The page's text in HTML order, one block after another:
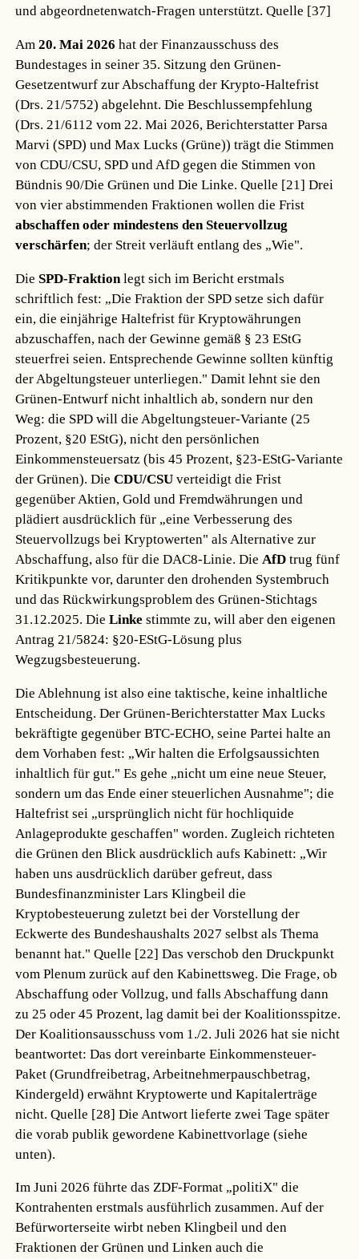
und abgeordnetenwatch-Fragen unterstützt.Quelle [37]
Am20. Mai 2026 hat der Finanzausschuss des
Bundestages in seiner 35. Sitzung den Grünen-
Gesetzentwurf zur Abschaffung der Krypto-Haltefrist
(Drs. 21/5752) abgelehnt. Die Beschlussempfehlung
(Drs. 21/6112 vom 22. Mai 2026, Berichterstatter Parsa
Marvi (SPD) und Max Lucks (Grüne)) trägt die Stimmen
von CDU/CSU, SPD und AfD gegen die Stimmen von
Bündnis 90/Die Grünen und Die Linke.Quelle [21] Drei
von vier abstimmenden Fraktionen wollen die Frist
abschaffen oder mindestens den Steuervollzug
verschärfen; der Streit verläuft entlang des „Wie".
DieSPD-Fraktion legt sich im Bericht erstmals
schriftlich fest: „Die Fraktion der SPD setze sich dafür
ein, die einjährige Haltefrist für Kryptowährungen
abzuschaffen, nach der Gewinne gemäß § 23 EStG
steuerfrei seien. Entsprechende Gewinne sollten künftig
der Abgeltungsteuer unterliegen." Damit lehnt sie den
Grünen-Entwurf nicht inhaltlich ab, sondern nur den
Weg: die SPD will die Abgeltungsteuer-Variante (25
Prozent, §20 EStG), nicht den persönlichen
Einkommensteuersatz (bis 45 Prozent, §23-EStG-Variante
der Grünen). DieCDU/CSU verteidigt die Frist
gegenüber Aktien, Gold und Fremdwährungen und
plädiert ausdrücklich für „eine Verbesserung des
Steuervollzugs bei Kryptowerten" als Alternative zur
Abschaffung, also für die DAC8-Linie. Die AfD trug fünf
Kritikpunkte vor, darunter den drohenden Systembruch
und das Rückwirkungsproblem des Grünen-Stichtags
31.12.2025. DieLinke stimmte zu, will aber den eigenen
Antrag 21/5824: §20-EStG-Lösung plus
Wegzugsbesteuerung.
Die Ablehnung ist also eine taktische, keine inhaltliche
Entscheidung. Der Grünen-Berichterstatter Max Lucks
bekräftigte gegenüber BTC-ECHO, seine Partei halte an
dem Vorhaben fest: „Wir halten die Erfolgsaussichten
inhaltlich für gut." Es gehe „nicht um eine neue Steuer,
sondern um das Ende einer steuerlichen Ausnahme"; die
Haltefrist sei „ursprünglich nicht für hochliquide
Anlageprodukte geschaffen" worden. Zugleich richteten
die Grünen den Blick ausdrücklich aufs Kabinett: „Wir
haben uns ausdrücklich darüber gefreut, dass
Bundesfinanzminister Lars Klingbeil die
Kryptobesteuerung zuletzt bei der Vorstellung der
Eckwerte des Bundeshaushalts 2027 selbst als Thema
benannt hat."Quelle [22] Das verschob den Druckpunkt
vom Plenum zurück auf den Kabinettsweg. Die Frage, ob
Abschaffung oder Vollzug, und falls Abschaffung dann
zu 25 oder 45 Prozent, lag damit bei der Koalitionsspitze.
Der Koalitionsausschuss vom 1./2. Juli 2026 hat sie nicht
beantwortet: Das dort vereinbarte Einkommensteuer-
Paket (Grundfreibetrag, Arbeitnehmerpauschbetrag,
Kindergeld) erwähnt Kryptowerte und Kapitalerträge
nicht.Quelle [28] Die Antwort lieferte zwei Tage später
die vorab publik gewordene Kabinettvorlage (siehe
unten).
Im Juni 2026 führte das ZDF-Format „politiX" die
Kontrahenten erstmals ausführlich zusammen. Auf der
Befürworterseite wirbt neben Klingbeil und den
Fraktionen der Grünen und Linken auch die